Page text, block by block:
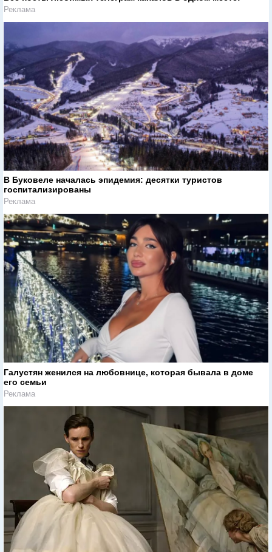
Реклама
В Буковеле началась эпидемия: десятки туристов
госпитализированы
Реклама
Галустян женился на любовнице, которая бывала в доме
его семьи
Реклама